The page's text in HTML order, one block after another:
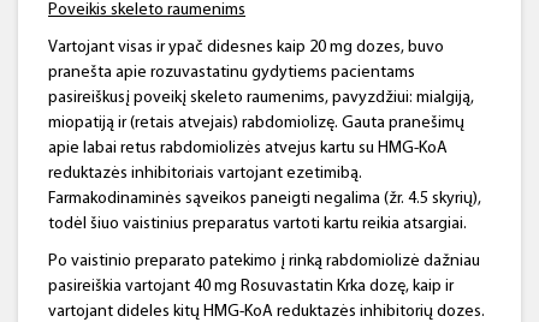
Poveikis skeleto raumenims
Vartojant visas ir ypač didesnes kaip 20 mg dozes, buvo
pranešta apie rozuvastatinu gydytiems pacientams
pasireiškusį poveikį skeleto raumenims, pavyzdžiui: mialgiją,
miopatiją ir (retais atvejais) rabdomiolizę. Gauta pranešimų
apie labai retus rabdomiolizės atvejus kartu su HMG-KoA
reduktazės inhibitoriais vartojant ezetimibą.
Farmakodinaminės sąveikos paneigti negalima (žr. 4.5 skyrių),
todėl šiuo vaistinius preparatus vartoti kartu reikia atsargiai.
Po vaistinio preparato patekimo į rinką rabdomiolizė dažniau
pasireiškia vartojant 40 mg Rosuvastatin Krka dozę, kaip ir
vartojant dideles kitų HMG-KoA reduktazės inhibitorių dozes.